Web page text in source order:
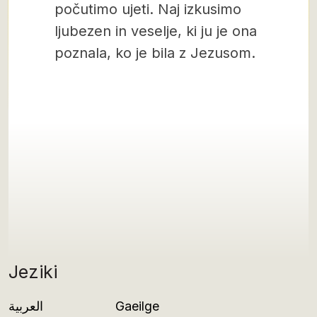
Jeziki
العربية
Gaeilge
počutimo ujeti. Naj izkusimo
ljubezen in veselje, ki ju je ona
poznala, ko je bila z Jezusom.